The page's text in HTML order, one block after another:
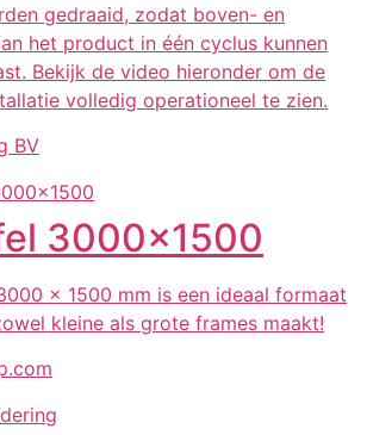
gedraaid, zodat boven- en
het product in één cyclus kunnen
Bekijk de video hieronder om de
volledig operationeel te zien.
BV
3000x1500
x 1500 mm is een ideaal formaat
kleine als grote frames maakt!